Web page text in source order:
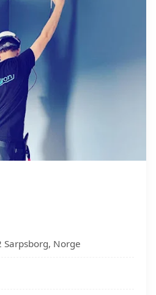
Sarpsborg, Norge